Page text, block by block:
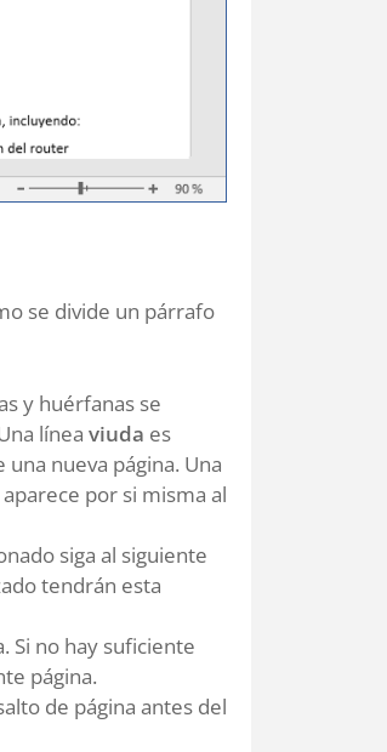
se divide un párrafo
y huérfanas se
línea viuda es
nueva página. Una
por si misma al
siga al siguiente
tendrán esta
Si no hay suficiente
página.
de página antes del